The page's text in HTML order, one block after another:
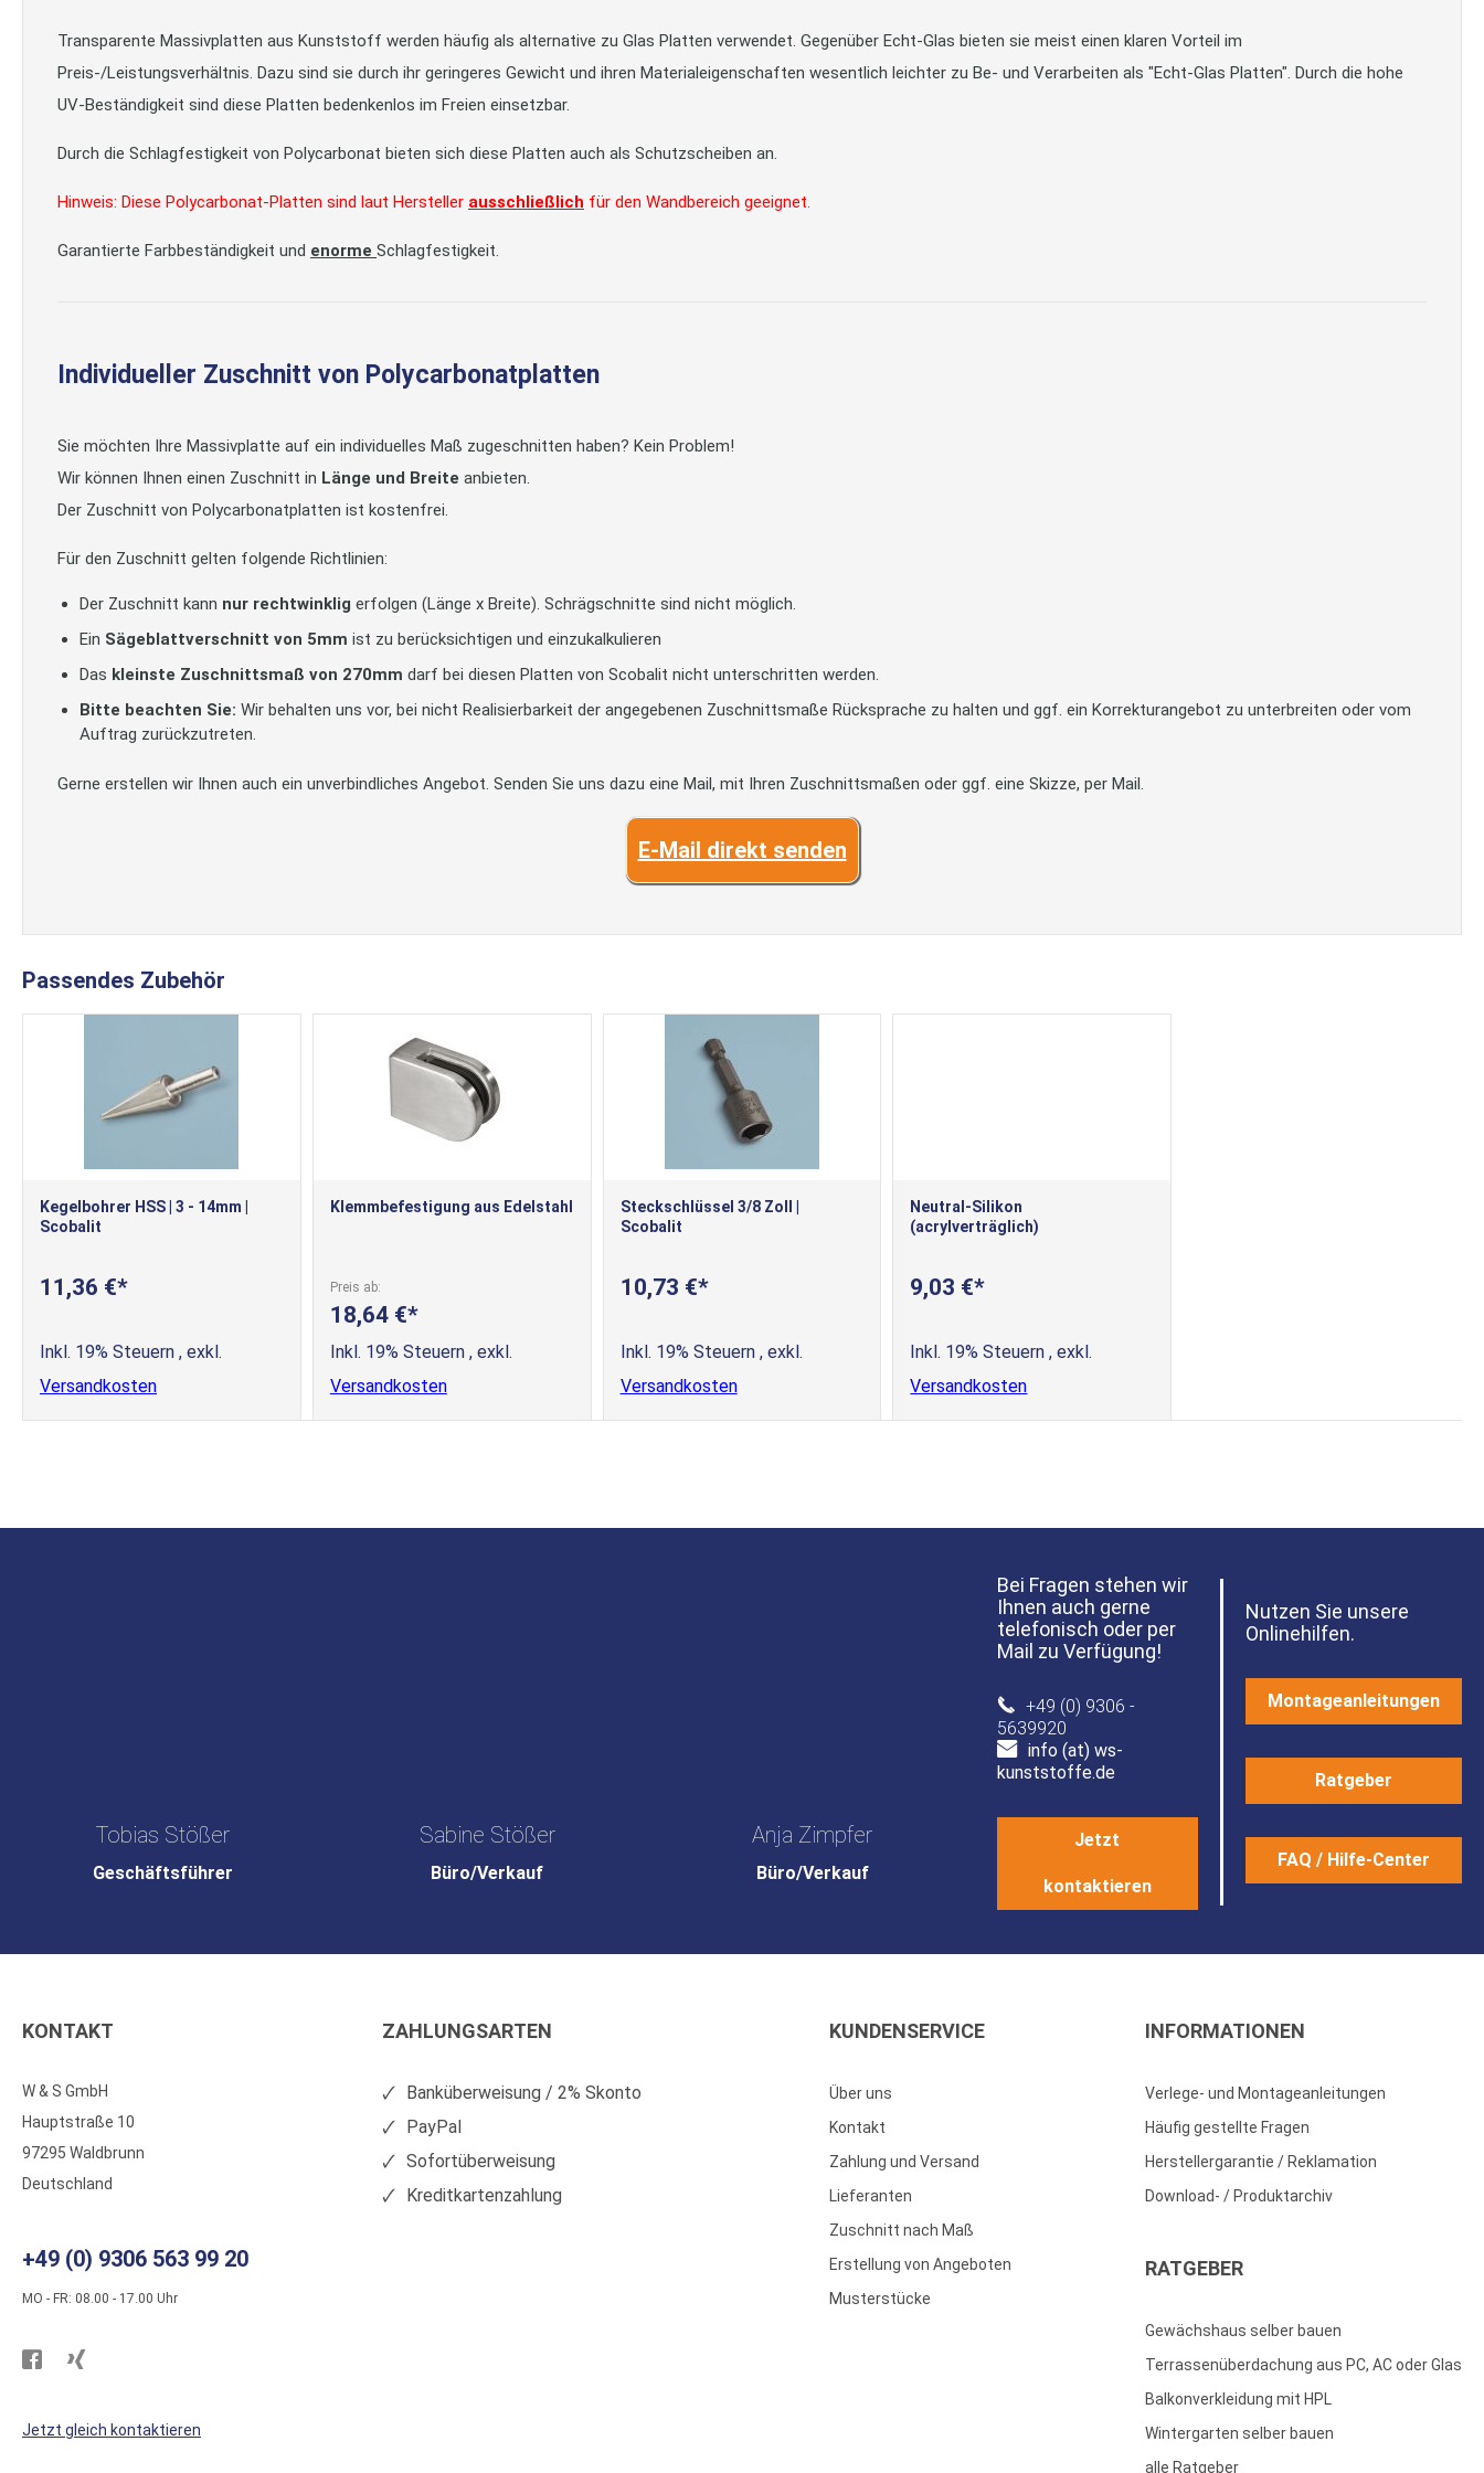
Transparente Massivplatten aus Kunststoff werden häufig als alternative zu Glas Platten verwendet. Gegenüber Echt-Glas bieten sie meist einen klaren Vorteil im
Preis-/Leistungsverhältnis. Dazu sind sie durch ihr geringeres Gewicht und ihren Materialeigenschaften wesentlich leichter zu Be- und Verarbeiten als "Echt-Glas Platten". Durch die hohe
UV-Beständigkeit sind diese Platten bedenkenlos im Freien einsetzbar.
Durch die Schlagfestigkeit von Polycarbonat bieten sich diese Platten auch als Schutzscheiben an.
Hinweis: Diese Polycarbonat-Platten sind laut Hersteller ausschließlich für den Wandbereich geeignet.
Garantierte Farbbeständigkeit und enorme Schlagfestigkeit.
Individueller Zuschnitt von Polycarbonatplatten
Sie möchten Ihre Massivplatte auf ein individuelles Maß zugeschnitten haben? Kein Problem!
Wir können Ihnen einen Zuschnitt in Länge und Breite anbieten.
Der Zuschnitt von Polycarbonatplatten ist kostenfrei.
Für den Zuschnitt gelten folgende Richtlinien:
Der Zuschnitt kann nur rechtwinklig erfolgen (Länge x Breite). Schrägschnitte sind nicht möglich.
Ein Sägeblattverschnitt von 5mm ist zu berücksichtigen und einzukalkulieren
Das kleinste Zuschnittsmaß von 270mm darf bei diesen Platten von Scobalit nicht unterschritten werden.
Bitte beachten Sie: Wir behalten uns vor, bei nicht Realisierbarkeit der angegebenen Zuschnittsmaße Rücksprache zu halten und ggf. ein Korrekturangebot zu unterbreiten oder vom
Auftrag zurückzutreten.
Gerne erstellen wir Ihnen auch ein unverbindliches Angebot. Senden Sie uns dazu eine Mail, mit Ihren Zuschnittsmaßen oder ggf. eine Skizze, per Mail.
E-Mail direkt senden
Passendes Zubehör
Kegelbohrer HSS | 3 - 14mm |
Scobalit
11,36 €
Inkl. 19% Steuern , exkl.
Versandkosten
Klemmbefestigung aus Edelstahl
Preis ab
18,64 €
Inkl. 19% Steuern , exkl.
Versandkosten
Steckschlüssel 3/8 Zoll |
Scobalit
10,73 €
Inkl. 19% Steuern , exkl.
Versandkosten
Neutral-Silikon
(acrylverträglich)
9,03 €
Inkl. 19% Steuern, exkl.
Versandkosten
Tobias Stößer
Geschäftsführer
Sabine Stößer
Büro/Verkauf
Anja Zimpfer
Büro/Verkauf
Bei Fragen stehen wir
Ihnen auch gerne
telefonisch oder per
Mail zu Verfügung!
+49 (0) 9306 -
5639920
info (at) ws-
kunststoffe.de
Jetzt
kontaktieren
Nutzen Sie unsere
Onlinehilfen.
Montageanleitungen
Ratgeber
FAQ / Hilfe-Center
KONTAKT
W & S GmbH
Hauptstraße 10
97295 Waldbrunn
Deutschland
+49 (0) 9306 563 99 20
MO - FR: 08.00 - 17.00 Uhr
Besuchen
WS
WS
Jetzt gleich kontaktieren
ZAHLUNGSARTEN
Banküberweisung / 2% Skonto
PayPal
Sofortüberweisung
Kreditkartenzahlung
KUNDENSERVICE
Über uns
Kontakt
Zahlung und Versand
Lieferanten
Zuschnitt nach Maß
Erstellung von Angeboten
Musterstücke
INFORMATIONEN
Verlege- und Montageanleitungen
Häufig gestellte Fragen
Herstellergarantie / Reklamation
Download- / Produktarchiv
RATGEBER
Gewächshaus selber bauen
Terrassenüberdachung aus PC, AC oder Glas
Balkonverkleidung mit HPL
Wintergarten selber bauen
alle Ratgeber